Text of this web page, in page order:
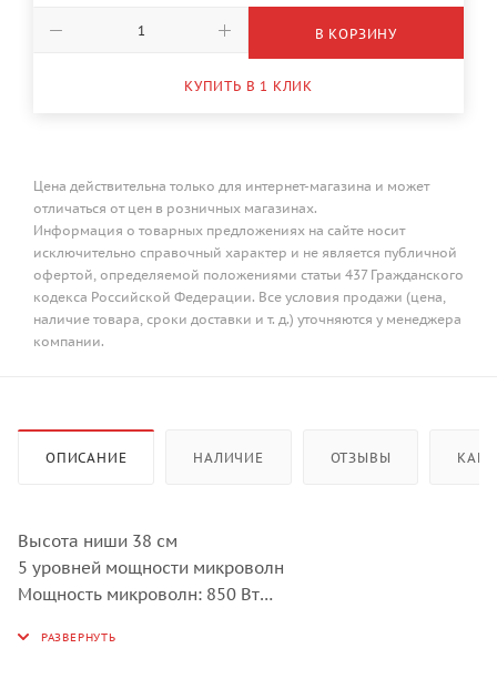
В КОРЗИНУ
КУПИТЬ В 1 КЛИК
Цена действительна только для интернет-магазина и может
отличаться от цен в розничных магазинах.
Информация о товарных предложениях на сайте носит
исключительно справочный характер и не является публичной
офертой, определяемой положениями статьи 437 Гражданского
кодекса Российской Федерации. Все условия продажи (цена,
наличие товара, сроки доставки и т. д.) уточняются у менеджера
компании.
ОПИСАНИЕ НАЛИЧИЕ ОТЗЫВЫ КАК
Высота ниши 38 см
5 уровней мощности микроволн
Мощность микроволн: 850 Вт
14 автоматических программ